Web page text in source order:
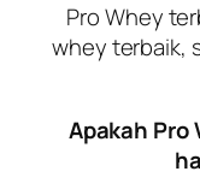
Pro Whey
whey terbaik,
Apakah